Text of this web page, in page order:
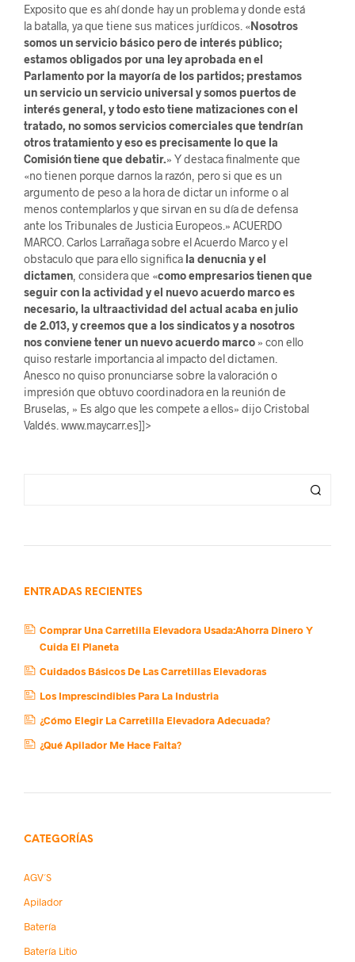
Exposito que es ahí donde hay un problema y donde está
la batalla, ya que tiene sus matices jurídicos. «Nosotros
somos un servicio básico pero de interés público;
estamos obligados por una ley aprobada en el
Parlamento por la mayoría de los partidos; prestamos
un servicio un servicio universal y somos puertos de
interés general, y todo esto tiene matizaciones con el
tratado, no somos servicios comerciales que tendrían
otros tratamiento y eso es precisamente lo que la
Comisión tiene que debatir.» Y destaca finalmente que
«no tienen porque darnos la razón, pero si que es un
argumento de peso a la hora de dictar un informe o al
menos contemplarlos y que sirvan en su día de defensa
ante los Tribunales de Justicia Europeos.» ACUERDO
MARCO. Carlos Larrañaga sobre el Acuerdo Marco y el
obstaculo que para ello significa la denucnia y el
dictamen , considera que «como empresarios tienen que
seguir con la actividad y el nuevo acuerdo marco es
necesario, la ultraactividad del actual acaba en julio
de 2.013, y creemos que a los sindicatos y a nosotros
nos conviene tener un nuevo acuerdo marco » con ello
quiso restarle importancia al impacto del dictamen.
Anesco no quiso pronunciarse sobre la valoración o
impresión que obtuvo coordinadora en la reunión de
Bruselas, » Es algo que les compete a ellos» dijo Cristobal
Valdés. www.maycarr.es]]>
ENTRADAS RECIENTES
Comprar Una Carretilla Elevadora Usada:Ahorra Dinero Y
Cuida El Planeta
Cuidados Básicos De Las Carretillas Elevadoras
Los Imprescindibles Para La Industria
¿Cómo Elegir La Carretilla Elevadora Adecuada?
¿Qué Apilador Me Hace Falta?
CATEGORÍAS
AGV´s
Apilador
Batería
Batería Litio